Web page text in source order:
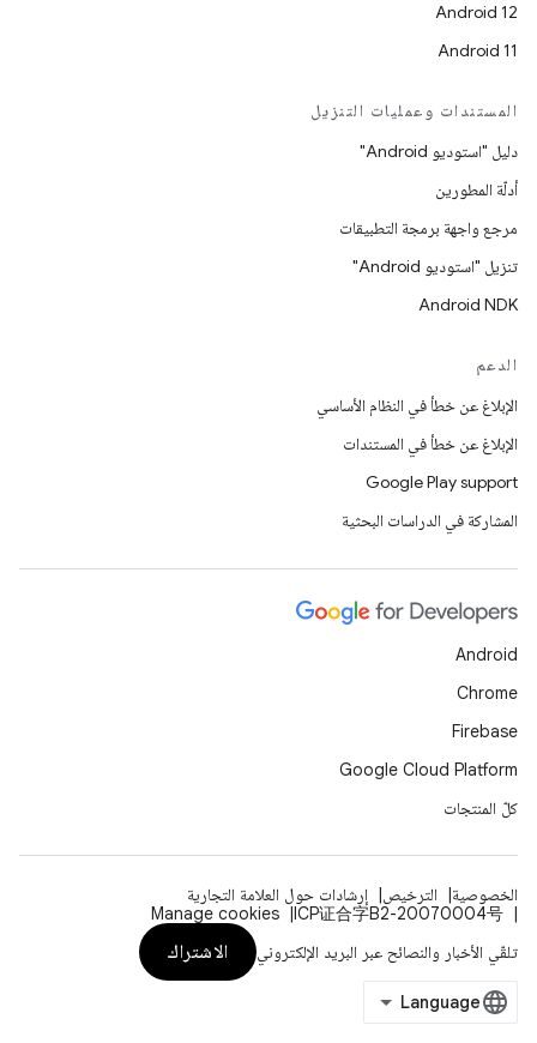
Android 12
Android 11
المستندات وعمليات التنزيل
دليل "استوديو Android"
أدلّة المطورين
مرجع واجهة برمجة التطبيقات
تنزيل "استوديو Android"
Android NDK
الدعم
الإبلاغ عن خطأ في النظام الأساسي
الإبلاغ عن خطأ في المستندات
Google Play support
المشاركة في الدراسات البحثية
Android
Chrome
Firebase
Google Cloud Platform
كلّ المنتجات
الخصوصية الترخيص
إرشادات حول العلامة التجارية
ICP证合字B2-20070004号
Manage cookies
تلقّي الأخبار والنصائح عبر البريد الإلكتروني
الاشتراك